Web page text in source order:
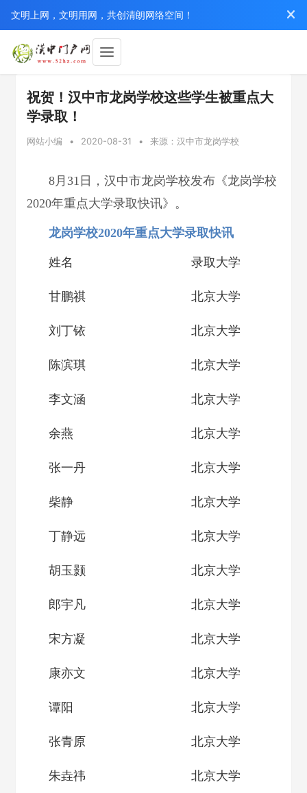
文明上网，文明用网，共创清朗网络空间！
祝贺！汉中市龙岗学校这些学生被重点大
学录取！
网站小编 • 2020-08-31 • 来源：汉中市龙岗学校
8月31日，汉中市龙岗学校发布《龙岗学校
2020年重点大学录取快讯》。
龙岗学校2020年重点大学录取快讯
姓名 录取大学
甘鹏祺 北京大学
刘丁铱 北京大学
陈滨琪 北京大学
李文涵 北京大学
余燕 北京大学
张一丹 北京大学
柴静 北京大学
丁静远 北京大学
胡玉颢 北京大学
郎宇凡 北京大学
宋方凝 北京大学
康亦文 北京大学
谭阳 北京大学
张青原 北京大学
朱垚祎 北京大学